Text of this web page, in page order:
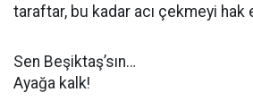
taraftar, bu kadar acı çekmeyi hak
Sen Beşiktaş’sın…
Ayağa kalk!